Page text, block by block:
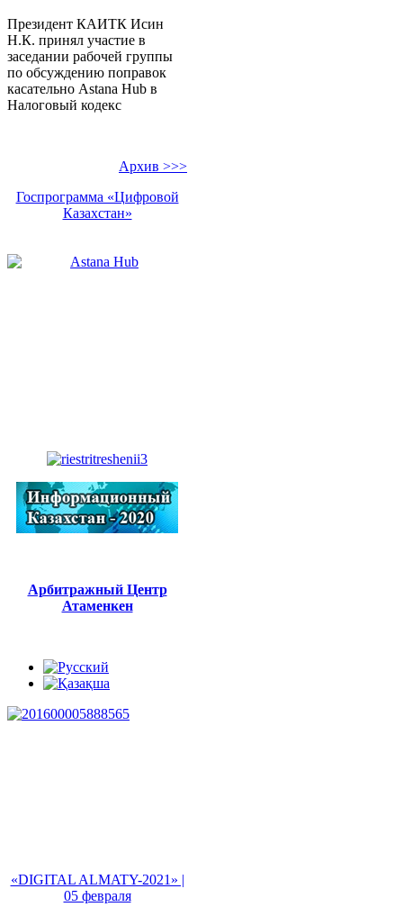
Президент КАИТК Исин
Н.К. принял участие в
заседании рабочей группы
по обсуждению поправок
касательно Аstana Hub в
Налоговый кодекс
Архив >>>
Госпрограмма «Цифровой
Казахстан»
Арбитражный Центр
Атаменкен
«DIGITAL ALMATY-2021» |
05 февраля